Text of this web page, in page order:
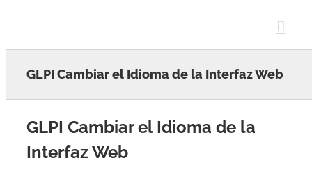
GLPI Cambiar el Idioma de la Interfaz Web
GLPI Cambiar el Idioma de la
Interfaz Web